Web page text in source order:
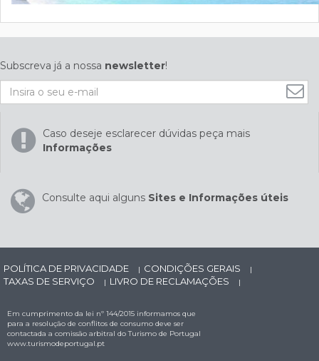
Subscreva já a nossa newsletter!
Caso deseje esclarecer dúvidas peça mais
Informações
Consulte aqui alguns Sites e Informações úteis
POLÍTICA DE PRIVACIDADE | CONDIÇÕES GERAIS |
TAXAS DE SERVIÇO | LIVRO DE RECLAMAÇÕES |
Em cumprimento da lei nº 144/2015 informamos que
para a resolução de conflitos de consumo deve ser
contactada a comissão arbitral do Turismo de Portugal
www.turismodeportugal.pt